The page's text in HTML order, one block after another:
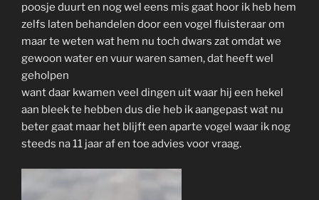
poosje duurt en nog wel eens mis gaat hoor ik heb hem
zelfs laten behandelen door een vogel fluisteraar om
maar te weten wat hem nu toch dwars zat omdat we
gewoon water en vuur waren samen, dat heeft wel
geholpen
want daar kwamen veel dingen uit waar hij een hekel
aan bleek te hebben dus die heb ik aangepast wat nu
beter gaat maar het blijft een aparte vogel waar ik nog
steeds na 11 jaar af en toe advies voor vraag.